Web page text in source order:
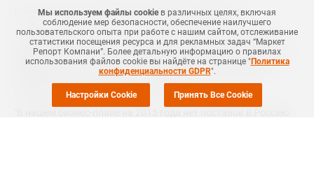
рынка России, говорится в сообщении компании.
Теперь рынки Европы, стран НАФТА, Ближнего Востока и
Африки являются для компании приоритетными. Компания
ожидает, что по итогам 2015 года доля этих регионов в
общем объеме продаж превысит 60%.
Мы используем файлы cookie в различных целях, включая
соблюдение мер безопасности, обеспечение наилучшего
пользовательского опыта при работе с нашим сайтом, отслеживание
статистики посещения ресурса и для рекламных задач “Маркет
Репорт Компани”. Более детальную информацию о правилах
использования файлов cookie вы найдёте на странице "Политика
конфиденциальности GDPR".
Настройки Cookie Принять Все Cookie